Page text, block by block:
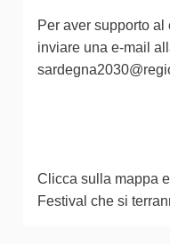
Per aver supporto
inviare una e-mail
Clicca sulla mappa
Festival che si